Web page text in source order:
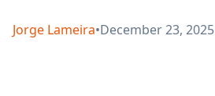
Jorge Lameira•December 23, 2025